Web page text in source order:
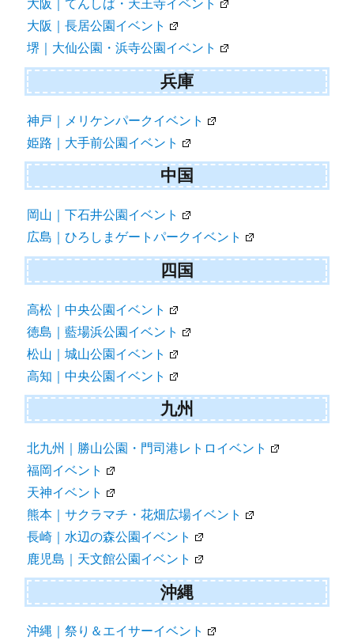
大阪｜てんしば・天王寺イベント
大阪｜長居公園イベント
堺｜大仙公園・浜寺公園イベント
兵庫
神戸｜メリケンパークイベント
姫路｜大手前公園イベント
中国
岡山｜下石井公園イベント
広島｜ひろしまゲートパークイベント
四国
高松｜中央公園イベント
徳島｜藍場浜公園イベント
松山｜城山公園イベント
高知｜中央公園イベント
九州
北九州｜勝山公園・門司港レトロイベント
福岡イベント
天神イベント
熊本｜サクラマチ・花畑広場イベント
長崎｜水辺の森公園イベント
鹿児島｜天文館公園イベント
沖縄
沖縄｜祭り＆エイサーイベント